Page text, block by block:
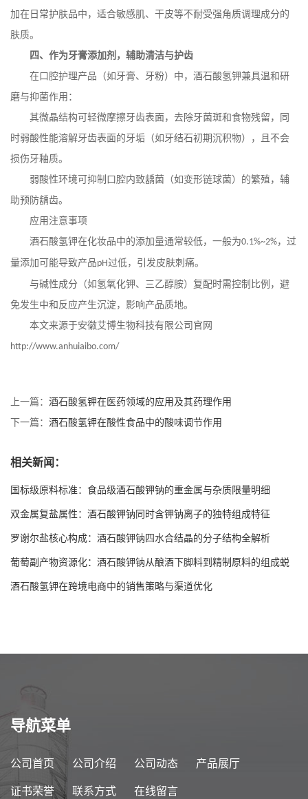
加在日常护肤品中，适合敏感肌、干皮等不耐受强角质调理成分的
肤质。
四、作为牙膏添加剂，辅助清洁与护齿
在口腔护理产品（如牙膏、牙粉）中，酒石酸氢钾兼具温和研
磨与抑菌作用：
其微晶结构可轻微摩擦牙齿表面，去除牙菌斑和食物残留，同
时弱酸性能溶解牙齿表面的牙垢（如牙结石初期沉积物），且不会
损伤牙釉质。
弱酸性环境可抑制口腔内致龋菌（如变形链球菌）的繁殖，辅
助预防龋齿。
应用注意事项
酒石酸氢钾在化妆品中的添加量通常较低，一般为0.1%~2%，过
量添加可能导致产品pH过低，引发皮肤刺痛。
与碱性成分（如氢氧化钾、三乙醇胺）复配时需控制比例，避
免发生中和反应产生沉淀，影响产品质地。
本文来源于安徽艾博生物科技有限公司官网
http://www.anhuiaibo.com/
上一篇： 酒石酸氢钾在医药领域的应用及其药理作用
下一篇： 酒石酸氢钾在酸性食品中的酸味调节作用
相关新闻：
国标级原料标准：食品级酒石酸钾钠的重金属与杂质限量明细
双金属复盐属性：酒石酸钾钠同时含钾钠离子的独特组成特征
罗谢尔盐核心构成：酒石酸钾钠四水合结晶的分子结构全解析
葡萄副产物资源化：酒石酸钾钠从酿酒下脚料到精制原料的组成蜕
变
酒石酸氢钾在跨境电商中的销售策略与渠道优化
导航菜单
公司首页 公司介绍 公司动态 产品展厅
证书荣誉 联系方式 在线留言